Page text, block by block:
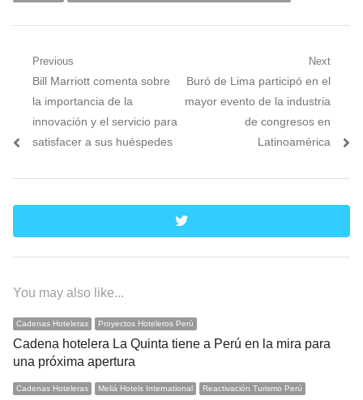
Navegación
entradas
Previous
Previous
post:
Bill Marriott comenta sobre
la importancia de la
innovación y el servicio para
satisfacer a sus huéspedes
Next
Next
post:
Buró de Lima participó en el
mayor evento de la industria
de congresos en
Latinoamérica
twitter
You may also like...
Cadenas Hoteleras Proyectos Hoteleros Perú
Cadena hotelera La Quinta tiene a Perú en la mira para
una próxima apertura
Cadenas Hoteleras Meliá Hotels International Reactivación Turismo Perú